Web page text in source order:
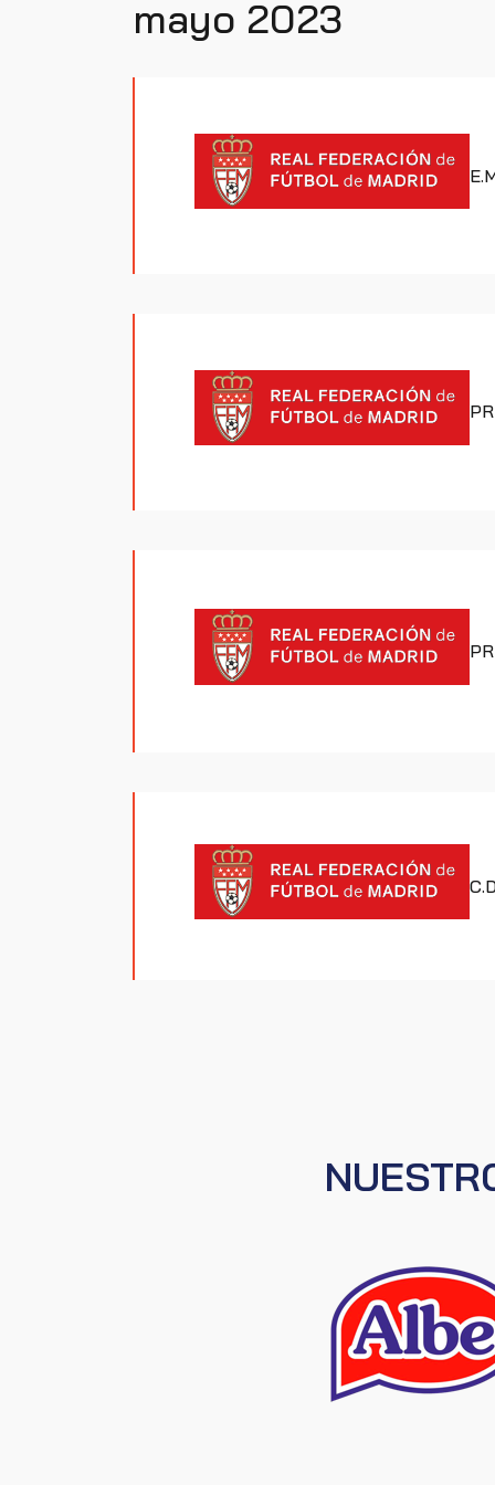
mayo 2023